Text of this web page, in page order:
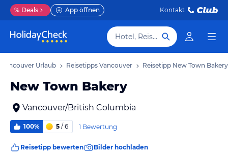
% Deals App öffnen Kontakt
Hotel, Reiseziel
Vancouver Urlaub Reisetipps Vancouver Reisetipp New Town Bakery
New Town Bakery
Vancouver/British Columbia
100% 5 / 6 1 Bewertung
Reisetipp bewerten Bilder hochladen